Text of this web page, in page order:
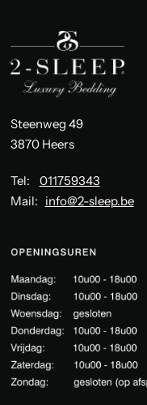
Steenweg 49
3870 Heers
Tel: 011759343
Mail: info@2-sleep.be